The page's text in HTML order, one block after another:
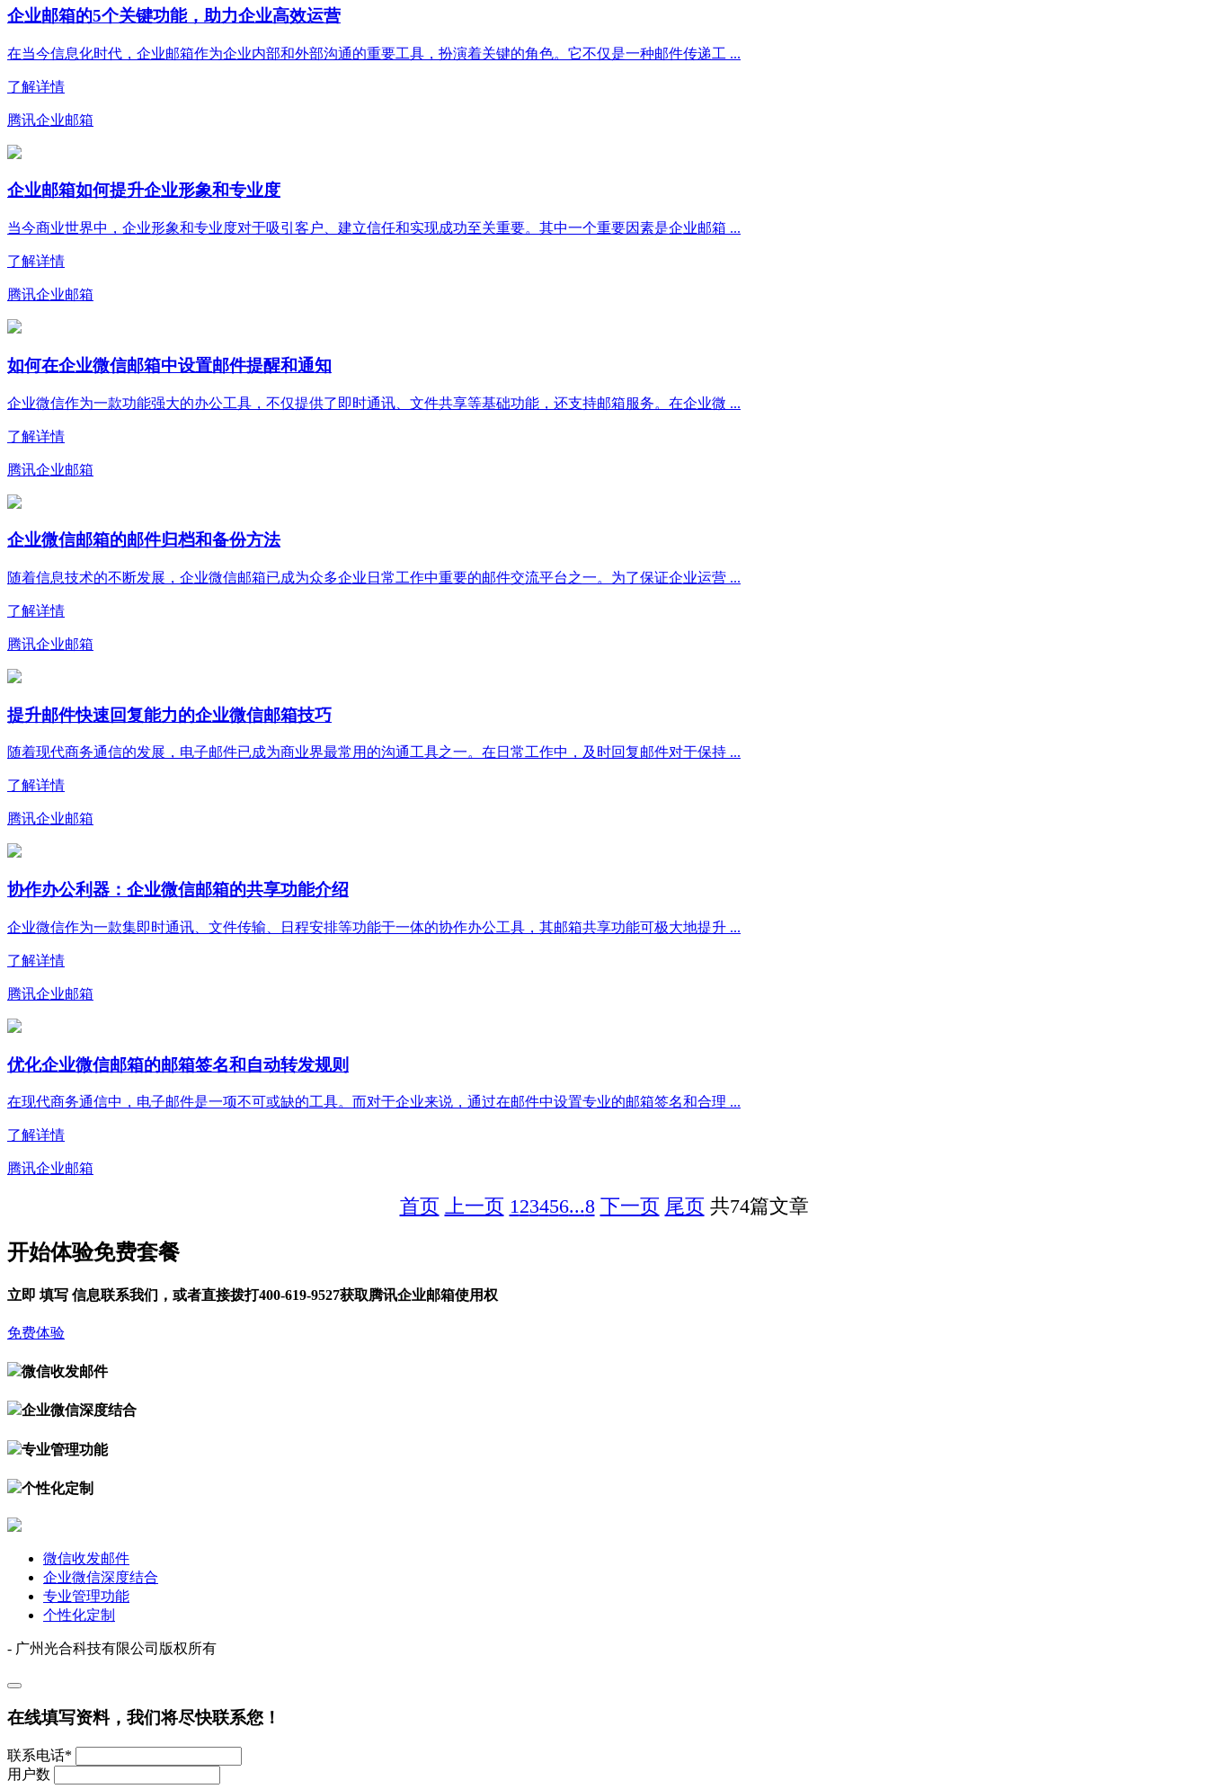
企业邮箱的5个关键功能，助力企业高效运营
在当今信息化时代，企业邮箱作为企业内部和外部沟通的重要工具，扮演着关键的角色。它不仅是一种邮件传递工 ...
了解详情
腾讯企业邮箱
企业邮箱如何提升企业形象和专业度
当今商业世界中，企业形象和专业度对于吸引客户、建立信任和实现成功至关重要。其中一个重要因素是企业邮箱 ...
了解详情
腾讯企业邮箱
如何在企业微信邮箱中设置邮件提醒和通知
企业微信作为一款功能强大的办公工具，不仅提供了即时通讯、文件共享等基础功能，还支持邮箱服务。在企业微 ...
了解详情
腾讯企业邮箱
企业微信邮箱的邮件归档和备份方法
随着信息技术的不断发展，企业微信邮箱已成为众多企业日常工作中重要的邮件交流平台之一。为了保证企业运营 ...
了解详情
腾讯企业邮箱
提升邮件快速回复能力的企业微信邮箱技巧
随着现代商务通信的发展，电子邮件已成为商业界最常用的沟通工具之一。在日常工作中，及时回复邮件对于保持 ...
了解详情
腾讯企业邮箱
协作办公利器：企业微信邮箱的共享功能介绍
企业微信作为一款集即时通讯、文件传输、日程安排等功能于一体的协作办公工具，其邮箱共享功能可极大地提升 ...
了解详情
腾讯企业邮箱
优化企业微信邮箱的邮箱签名和自动转发规则
在现代商务通信中，电子邮件是一项不可或缺的工具。而对于企业来说，通过在邮件中设置专业的邮箱签名和合理 ...
了解详情
腾讯企业邮箱
首页 上一页 123456...8 下一页 尾页 共74篇文章
开始体验免费套餐
立即 填写 信息联系我们，或者直接拨打400-619-9527获取腾讯企业邮箱使用权
免费体验
微信收发邮件
企业微信深度结合
专业管理功能
个性化定制
微信收发邮件
企业微信深度结合
专业管理功能
个性化定制
- 广州光合科技有限公司版权所有
在线填写资料，我们将尽快联系您！
联系电话*
用户数